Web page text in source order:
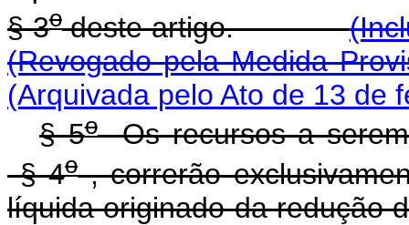
§ 3odeste artigo.
(Revogado pela Medida
(Arquivada pelo Ato de 13 de
§ 5oOs recursos a serem
§ 4o, correrão
líquida originado da redução